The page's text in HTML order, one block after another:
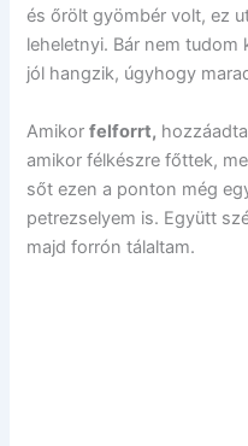
és őrölt gyömbér volt, ez
leheletnyi. Bár nem
jól hangzik, úgyhogy
Amikorfelforrt,
amikor félkészre főttek,
sőt ezen a ponton még
petrezselyem is. Együtt
majd forrón tálaltam.